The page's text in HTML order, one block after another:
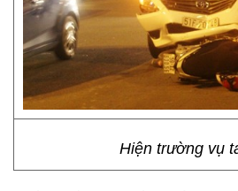
Hiện trường vụ